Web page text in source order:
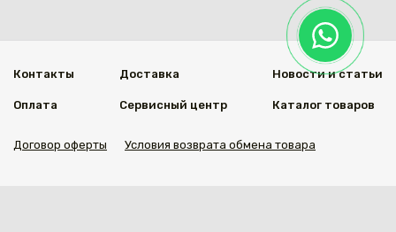
Контакты
Оплата
Доставка
Сервисный центр
Новости и статьи
Каталог товаров
Договор оферты Условия возврата обмена товара